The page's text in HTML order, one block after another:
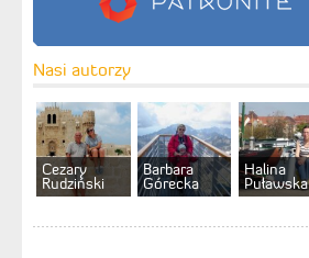
Nasi autorzy
Cezary
Rudziński
Barbara
Górecka
Halina
Puławska